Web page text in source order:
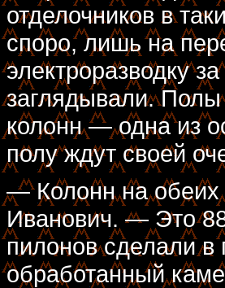
отделочников в
споро, лишь на
электроразводку
заглядывали. Полы
колонн — одна из
полу ждут своей
— Колонн на обеих
Иванович. — Это
пилонов сделали
обработанный